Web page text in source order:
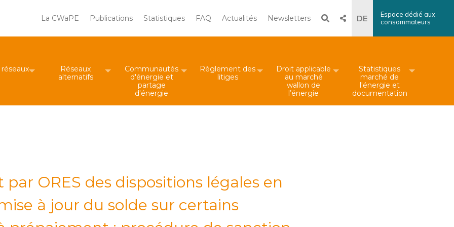
La CWaPE Publications Statistiques FAQ Actualités Newsletters Recherche
DE
Espace dédié aux
consommateurs
site Rechercher
Réseaux
alternatifs
Communautés
d'énergie et
partage
d'énergie
Règlement des
litiges
Droit applicable
au marché
wallon de
l’énergie
Statistiques
marché de
l'énergie et
documentation
ORES des dispositions légales en
à jour du solde sur certains